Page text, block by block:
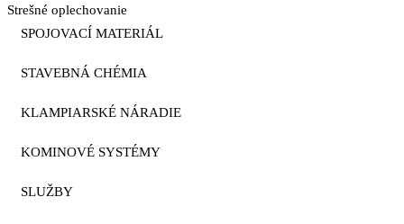
Strešné oplechovanie
SPOJOVACÍ MATERIÁL
STAVEBNÁ CHÉMIA
KLAMPIARSKÉ NÁRADIE
KOMINOVÉ SYSTÉMY
SLUŽBY